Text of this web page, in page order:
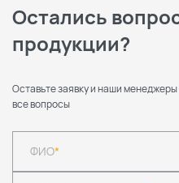
Остались
продукции?
Оставьте заявку и наши
все вопросы
ФИО*